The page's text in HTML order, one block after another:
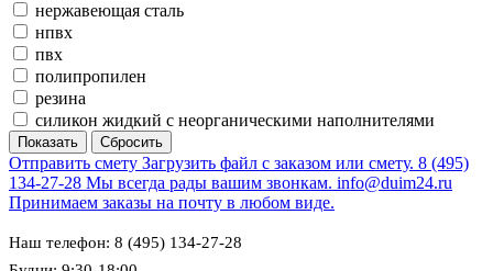
нержавеющая сталь
нпвх
пвх
полипропилен
резина
силикон жидкий с неорганическими наполнителями
Отправить смету Загрузить файл с заказом или смету. 8 (495)
134-27-28 Мы всегда рады вашим звонкам. info@duim24.ru
Принимаем заказы на почту в любом виде.
Наш телефон: 8 (495) 134-27-28